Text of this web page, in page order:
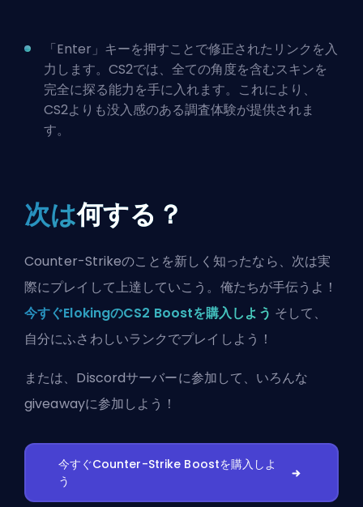
「Enter」キーを押すことで修正されたリンクを入
力します。CS2では、全ての角度を含むスキンを
完全に探る能力を手に入れます。これにより、
CS2よりも没入感のある調査体験が提供されま
す。
次は何する？
Counter-Strikeのことを新しく知ったなら、次は実
際にプレイして上達していこう。俺たちが手伝うよ！
今すぐElokingのCS2 Boostを購入しよう そして、
自分にふさわしいランクでプレイしよう！
または、 Discordサーバーに参加して、いろんな
giveawayに参加しよう！
今すぐCounter-Strike Boostを購入しよ
う